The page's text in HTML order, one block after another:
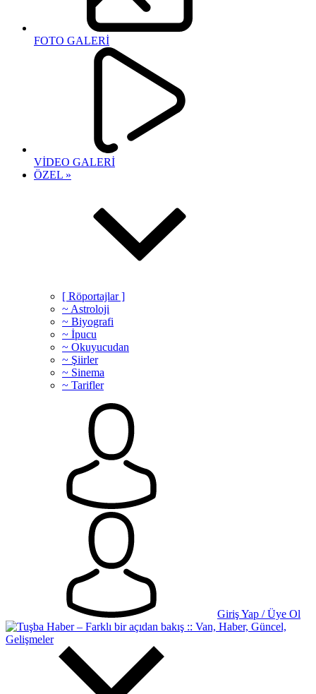
FOTO GALERİ
VİDEO GALERİ
ÖZEL »
[ Röportajlar ]
~ Astroloji
~ Biyografi
~ İpucu
~ Okuyucudan
~ Şiirler
~ Sinema
~ Tarifler
Giriş Yap / Üye Ol